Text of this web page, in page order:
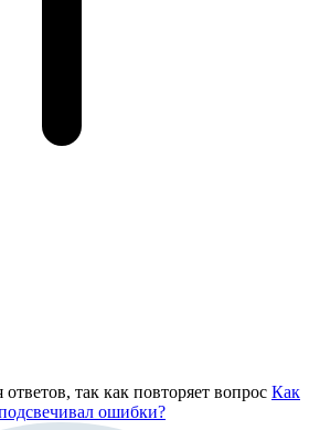
так как повторяет вопрос Как
ошибки?